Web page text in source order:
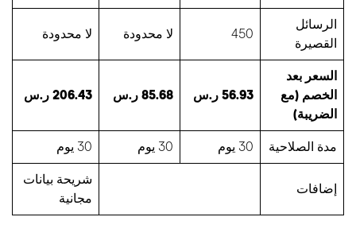
الرسائل
القصيرة
450 لا محدودة لا محدودة
السعر بعد
الخصم (مع
الضريبة)
56.93 ر.س 85.68 ر.س 206.43 ر.س
مدة الصلاحية 30 يوم 30 يوم 30 يوم
إضافات
شريحة بيانات
مجانية